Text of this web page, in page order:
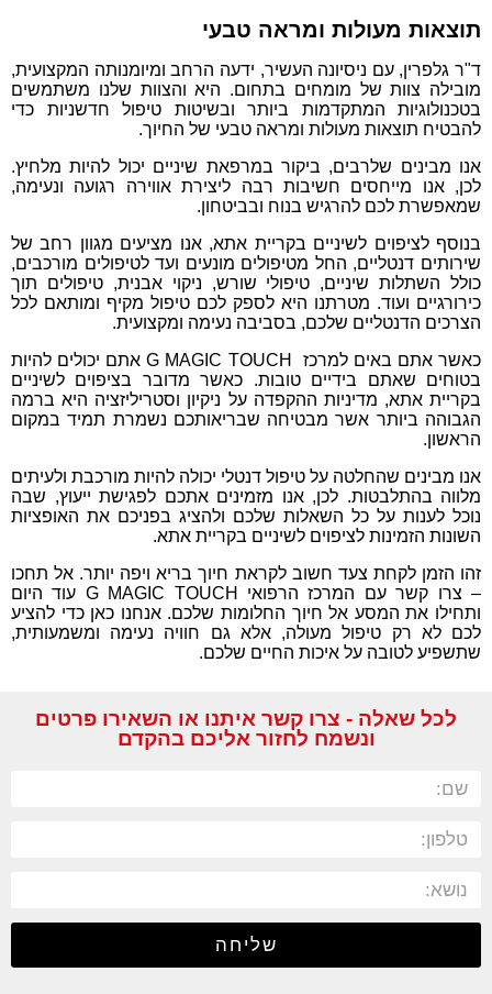
תוצאות מעולות ומראה טבעי
ד"ר גלפרין, עם ניסיונה העשיר, ידעה הרחב ומיומנותה המקצועית,
מובילה צוות של מומחים בתחום. היא והצוות שלנו משתמשים
בטכנולוגיות המתקדמות ביותר ובשיטות טיפול חדשניות כדי
להבטיח תוצאות מעולות ומראה טבעי של החיוך.
אנו מבינים שלרבים, ביקור במרפאת שיניים יכול להיות מלחיץ.
לכן, אנו מייחסים חשיבות רבה ליצירת אווירה רגועה ונעימה,
שמאפשרת לכם להרגיש בנוח ובביטחון.
בנוסף לציפוים לשיניים בקריית אתא, אנו מציעים מגוון רחב של
שירותים דנטליים, החל מטיפולים מונעים ועד לטיפולים מורכבים,
כולל השתלות שיניים, טיפולי שורש, ניקוי אבנית, טיפולים תוך
כירורגיים ועוד. מטרתנו היא לספק לכם טיפול מקיף ומותאם לכל
הצרכים הדנטליים שלכם, בסביבה נעימה ומקצועית.
כאשר אתם באים למרכז G MAGIC TOUCH אתם יכולים להיות
בטוחים שאתם בידיים טובות. כאשר מדובר בציפוים לשיניים
בקריית אתא, מדיניות ההקפדה על ניקיון וסטריליזציה היא ברמה
הגבוהה ביותר אשר מבטיחה שבריאותכם נשמרת תמיד במקום
הראשון.
אנו מבינים שהחלטה על טיפול דנטלי יכולה להיות מורכבת ולעיתים
מלווה בהתלבטות. לכן, אנו מזמינים אתכם לפגישת ייעוץ, שבה
נוכל לענות על כל השאלות שלכם ולהציג בפניכם את האופציות
השונות הזמינות לציפוים לשיניים בקריית אתא.
זהו הזמן לקחת צעד חשוב לקראת חיוך בריא ויפה יותר. אל תחכו
– צרו קשר עם המרכז הרפואי G MAGIC TOUCH עוד היום
ותחילו את המסע אל חיוך החלומות שלכם. אנחנו כאן כדי להציע
לכם לא רק טיפול מעולה, אלא גם חוויה נעימה ומשמעותית,
שתשפיע לטובה על איכות החיים שלכם.
לכל שאלה - צרו קשר איתנו או השאירו פרטים
ונשמח לחזור אליכם בהקדם
שליחה